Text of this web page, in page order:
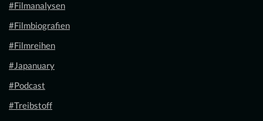
#Filmanalysen
#Filmbiografien
#Filmreihen
#Japanuary
#Podcast
#Treibstoff